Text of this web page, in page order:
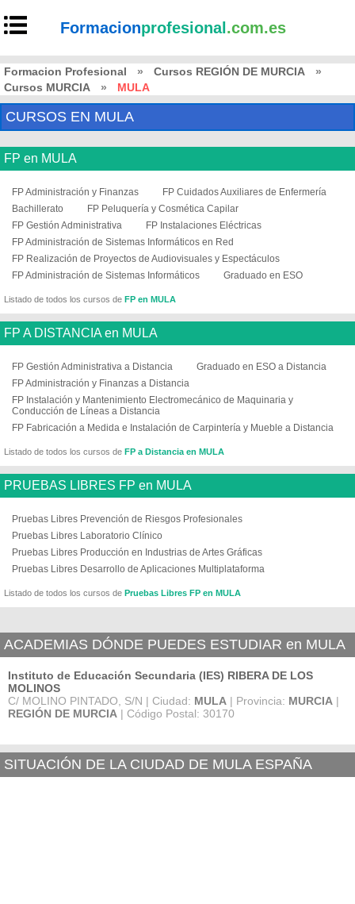
Formacionprofesional .com.es
Formacion Profesional » Cursos REGIÓN DE MURCIA
»
Cursos MURCIA
» MULA
CURSOS EN MULA
FP en MULA
FP Administración y Finanzas
FP Cuidados Auxiliares de Enfermería
Bachillerato
FP Peluquería y Cosmética Capilar
FP Gestión Administrativa
FP Instalaciones Eléctricas
FP Administración de Sistemas Informáticos en Red
FP Realización de Proyectos de Audiovisuales y Espectáculos
FP Administración de Sistemas Informáticos
Graduado en ESO
Listado de todos los cursos de FP en MULA
FP A DISTANCIA en MULA
FP Gestión Administrativa a Distancia
Graduado en ESO a Distancia
FP Administración y Finanzas a Distancia
FP Instalación y Mantenimiento Electromecánico de Maquinaria y
Conducción de Líneas a Distancia
FP Fabricación a Medida e Instalación de Carpintería y Mueble a Distancia
Listado de todos los cursos de FP a Distancia en MULA
PRUEBAS LIBRES FP en MULA
Pruebas Libres Prevención de Riesgos Profesionales
Pruebas Libres Laboratorio Clínico
Pruebas Libres Producción en Industrias de Artes Gráficas
Pruebas Libres Desarrollo de Aplicaciones Multiplataforma
Listado de todos los cursos de Pruebas Libres FP en MULA
ACADEMIAS DÓNDE PUEDES ESTUDIAR en MULA
Instituto de Educación Secundaria (IES) RIBERA DE LOS
MOLINOS
C/ MOLINO PINTADO, S/N | Ciudad: MULA | Provincia: MURCIA |
REGIÓN DE MURCIA | Código Postal: 30170
SITUACIÓN DE LA CIUDAD DE MULA ESPAÑA